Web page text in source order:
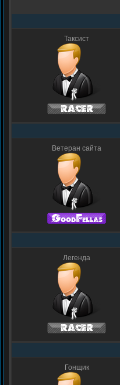
Таксист
Ветеран сайта
Легенда
Гонщик